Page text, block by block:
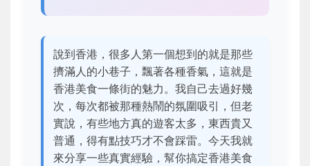
說到香港，很多人第一個想到的就是那些
擠滿人的小巷子，飄著各種香氣，這就是
香港美食一條街的魅力。我自己去過好幾
次，每次都被那種熱鬧的氛圍吸引，但老
實說，有些地方真的遊客太多，東西貴又
普通，得有點技巧才不會踩雷。今天我就
來分享一些真實經驗，幫你搞定香港美食